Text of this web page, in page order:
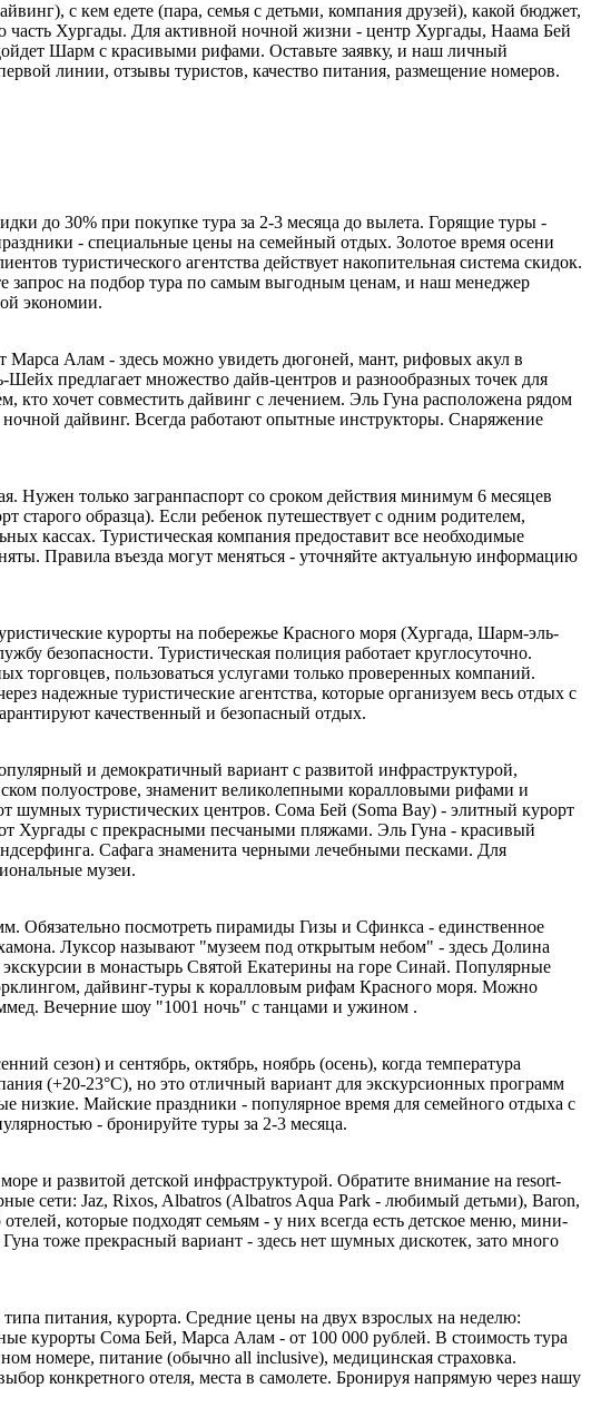
с кем едете (пара, семья с детьми, компания друзей), какой бюджет,
Хургады. Для активной ночной жизни - центр Хургады, Наама Бей
Шарм с красивыми рифами. Оставьте заявку, и наш личный
линии, отзывы туристов, качество питания, размещение номеров.
до 30% при покупке тура за 2-3 месяца до вылета. Горящие туры -
- специальные цены на семейный отдых. Золотое время осени
туристического агентства действует накопительная система скидок.
запрос на подбор тура по самым выгодным ценам, и наш менеджер
экономии.
Марса Алам - здесь можно увидеть дюгоней, мант, рифовых акул в
предлагает множество дайв-центров и разнообразных точек для
хочет совместить дайвинг с лечением. Эль Гуна расположена рядом
дайвинг. Всегда работают опытные инструкторы. Снаряжение
Нужен только загранпаспорт со сроком действия минимум 6 месяцев
старого образца). Если ребенок путешествует с одним родителем,
кассах. Туристическая компания предоставит все необходимые
Правила въезда могут меняться - уточняйте актуальную информацию
курорты на побережье Красного моря (Хургада, Шарм-эль-
безопасности. Туристическая полиция работает круглосуточно.
торговцев, пользоваться услугами только проверенных компаний.
надежные туристические агентства, которые организуем весь отдых с
качественный и безопасный отдых.
и демократичный вариант с развитой инфраструктурой,
полуострове, знаменит великолепными коралловыми рифами и
шумных туристических центров. Сома Бей (Soma Bay) - элитный курорт
Хургады с прекрасными песчаными пляжами. Эль Гуна - красивый
Сафага знаменита черными лечебными песками. Для
музеи.
Обязательно посмотреть пирамиды Гизы и Сфинкса - единственное
Луксор называют "музеем под открытым небом" - здесь Долина
в монастырь Святой Екатерины на горе Синай. Популярные
дайвинг-туры к коралловым рифам Красного моря. Можно
Вечерние шоу "1001 ночь" с танцами и ужином .
сезон) и сентябрь, октябрь, ноябрь (осень), когда температура
(+20-23°C), но это отличный вариант для экскурсионных программ
Майские праздники - популярное время для семейного отдыха с
- бронируйте туры за 2-3 месяца.
и развитой детской инфраструктурой. Обратите внимание на resort-
сети: Jaz, Rixos, Albatros (Albatros Aqua Park - любимый детьми), Baron,
которые подходят семьям - у них всегда есть детское меню, мини-
тоже прекрасный вариант - здесь нет шумных дискотек, зато много
питания, курорта. Средние цены на двух взрослых на неделю:
курорты Сома Бей, Марса Алам - от 100 000 рублей. В стоимость тура
номере, питание (обычно all inclusive), медицинская страховка.
конкретного отеля, места в самолете. Бронируя напрямую через нашу